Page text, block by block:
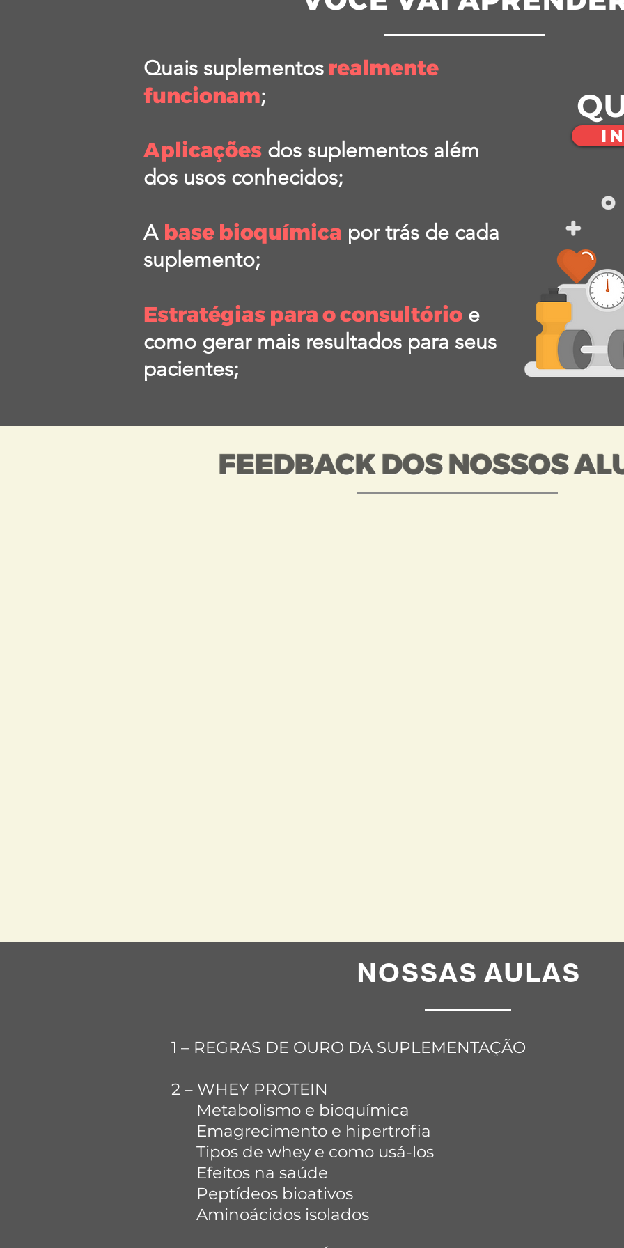
Quais suplementosrealmente
funcionam;
Aplicações dos suplementos além
dos usos conhecidos;
A base bioquímica por trás de cada
suplemento;
Estratégias para o consultório e
como gerar mais resultados para seus
pacientes;
FEEDBACK DOS NOSSOS
NOSSAS AULAS
1 – REGRAS DE OURO DA SUPLEMENTAÇÃO
2 – WHEY PROTEIN
Metabolismo e bioquímica
Emagrecimento e hipertrofia
Tipos de whey e como usá-los
Efeitos na saúde
Peptídeos bioativos
Aminoácidos isolados